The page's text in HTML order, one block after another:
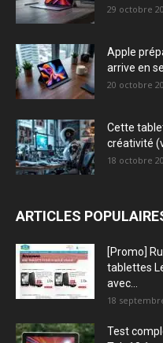
29 octobre
Apple
arrive en
20 octobre
Cette
créativité
18 octobre
ARTICLES
[Promo]
tablettes
avec...
18
Test